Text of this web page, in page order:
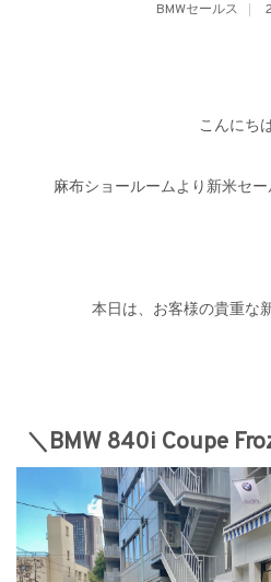
BMWセールス
こんにち
麻布ショールームより新米セー
本日は、お客様の貴重な
＼BMW 840i Coupe